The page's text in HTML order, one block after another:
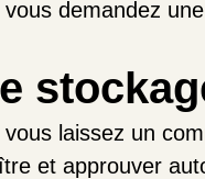
vous demandez
vous laissez un
et approuver